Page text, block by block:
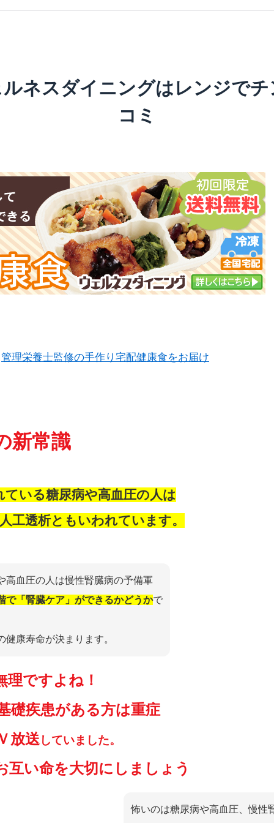
ネスダイニングはレンジで
コミ
管理栄養士監修の手作り宅配健康食をお届け
新常識
いる糖尿病や高血圧の人は
工透析ともいわれています。
高血圧の人は慢性腎臓病の予備軍
で「腎臓ケア」ができるかどうかで
健康寿命が決まります。
理ですよね！
礎疾患がある方は重症
放送 していました。
互い命を大切にしましょう
怖いのは糖尿病や高血圧、慢性